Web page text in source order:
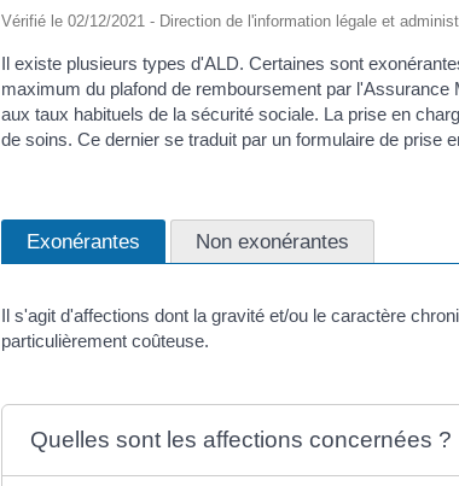
Vérifié le 02/12/2021 - Direction de l'information légale et
Il existe plusieurs types d'ALD. Certaines sont
maximum du plafond de remboursement par
aux taux habituels de la sécurité sociale. La prise en
de soins. Ce dernier se traduit par un formulaire de prise
Exonérantes Non exonérantes
Il s'agit d'affections dont la gravité et/ou le caractère
particulièrement coûteuse.
Quelles sont les affections concernées ?